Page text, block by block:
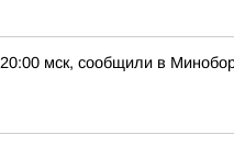
20:00 мск, сообщили в